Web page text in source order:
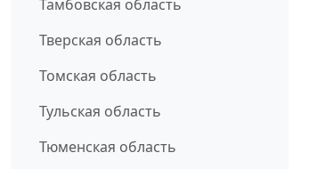
Тамбовская область
Тверская область
Томская область
Тульская область
Тюменская область